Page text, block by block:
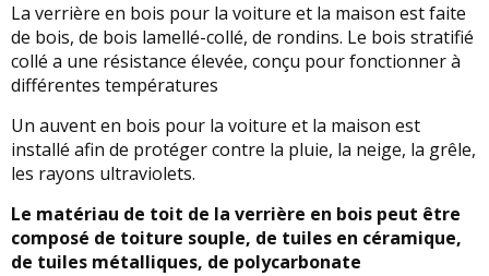
La verrière en bois pour la voiture et la maison est faite
de bois, de bois lamellé-collé, de rondins. Le bois stratifié
collé a une résistance élevée, conçu pour fonctionner à
différentes températures
Un auvent en bois pour la voiture et la maison est
installé afin de protéger contre la pluie, la neige, la grêle,
les rayons ultraviolets.
Le matériau de toit de la verrière en bois peut être
composé de toiture souple, de tuiles en céramique,
de tuiles métalliques, de polycarbonate